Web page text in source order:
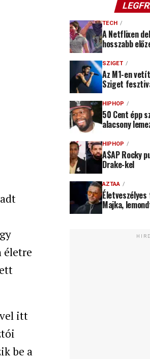
életre
itt
be a
TECH
A Netflixen
hosszabb
SZIGET
Az M1-en
Sziget
HIPHOP
50 Cent épp
alacsony
HIPHOP
A$AP Rocky
Drake-kel
AZTAA
Majka,